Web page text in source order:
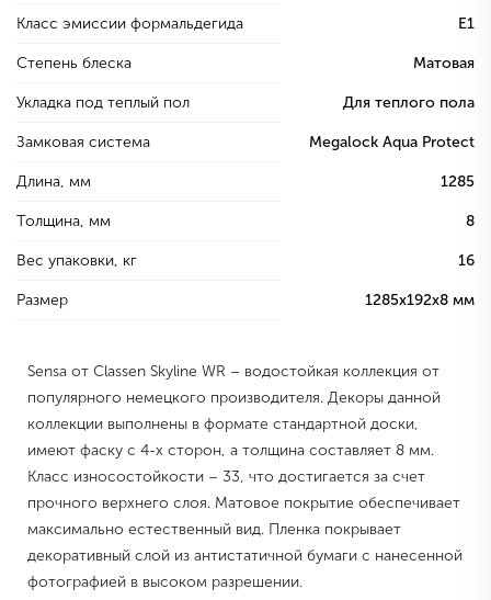
Класс эмиссии формальдегида E1
Степень блеска Матовая
Укладка под теплый пол Для теплого пола
Замковая система Megalock Aqua Protect
Длина, мм 1285
Толщина, мм 8
Вес упаковки, кг 16
Размер 1285х192х8 мм
Sensa от Classen Skyline WR – водостойкая коллекция от
популярного немецкого производителя. Декоры данной
коллекции выполнены в формате стандартной доски,
имеют фаску с 4-х сторон, а толщина составляет 8 мм.
Класс износостойкости – 33, что достигается за счет
прочного верхнего слоя. Матовое покрытие обеспечивает
максимально естественный вид. Пленка покрывает
декоративный слой из антистатичной бумаги с нанесенной
фотографией в высоком разрешении.